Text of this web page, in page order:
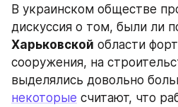
В украинском обществе
Харьковской области
сооружения, на
некоторые считают, что